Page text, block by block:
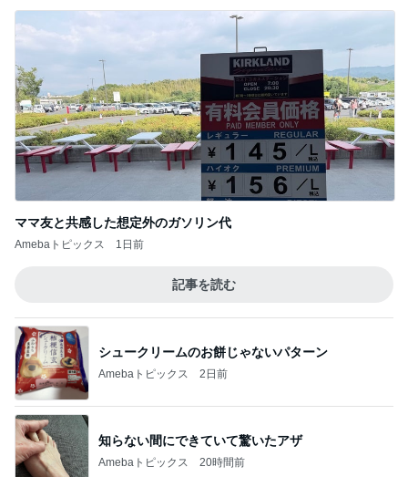
ママ友と共感した想定外のガソリン代
Amebaトピックス 1日前
記事を読む
シュークリームのお餅じゃないパターン
Amebaトピックス 2日前
知らない間にできていて驚いたアザ
Amebaトピックス 20時間前